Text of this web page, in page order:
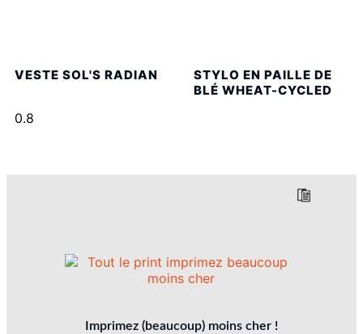
VESTE SOL'S RADIAN
STYLO EN PAILLE DE
BLÉ WHEAT-CYCLED
Imprimez (beaucoup) moins cher !